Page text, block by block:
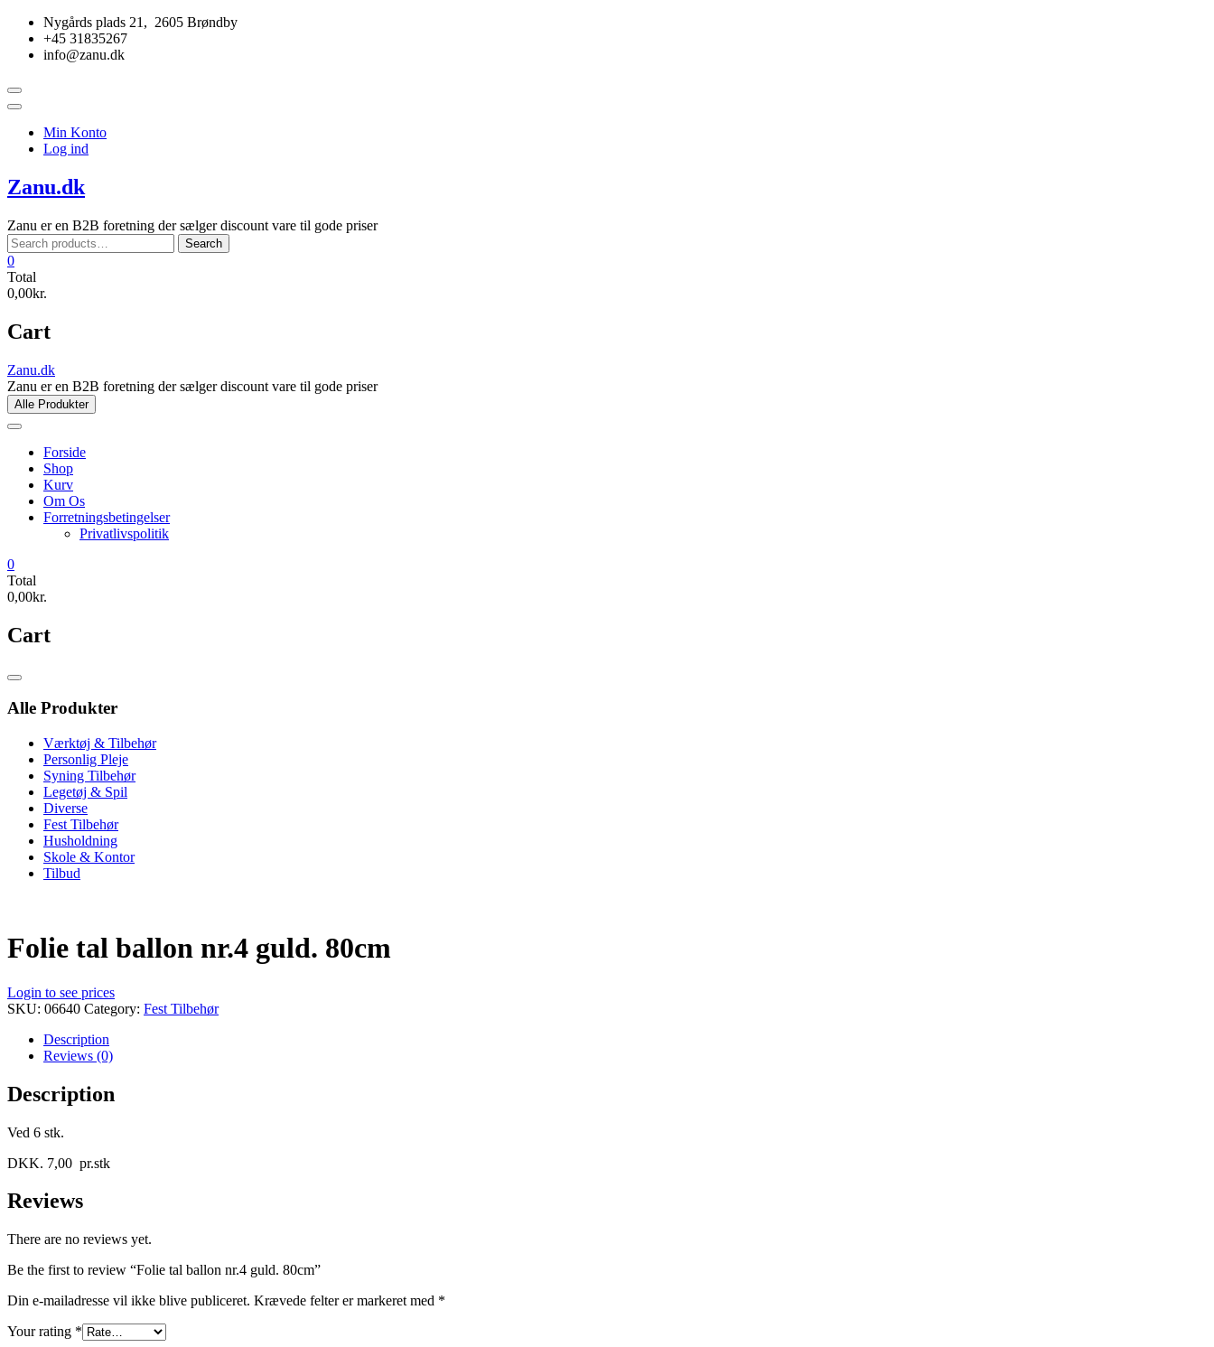
Skip
content
Nygårds plads 21, 2605 Brøndby
+45 31835267
info@zanu.dk
Topbar
Menu
Min Konto
Log ind
Zanu.dk
Zanu er en B2B foretning der sælger discount vare til gode priser
Search
for:
Search
0
Total
0,00kr.
Cart
Zanu.dk
Zanu er en B2B foretning der sælger discount vare til gode priser
Alle Produkter
Forside
Shop
Kurv
Om Os
Forretningsbetingelser
Privatlivspolitik
0
Total
0,00kr.
Cart
Catalog
Alle Produkter
Værktøj & Tilbehør
Personlig Pleje
Syning Tilbehør
Legetøj & Spil
Diverse
Fest Tilbehør
Husholdning
Skole & Kontor
Tilbud
Folie tal ballon nr.4 guld. 80cm
Login to see prices
SKU: 06640 Category: Fest Tilbehør
Description
Reviews (0)
Description
Ved 6 stk.
DKK. 7,00 pr.stk
Reviews
There are no reviews yet.
Be the first to review “Folie tal ballon nr.4 guld. 80cm”
Din e-mailadresse vil ikke blive publiceret. Krævede felter er markeret med *
Your rating *